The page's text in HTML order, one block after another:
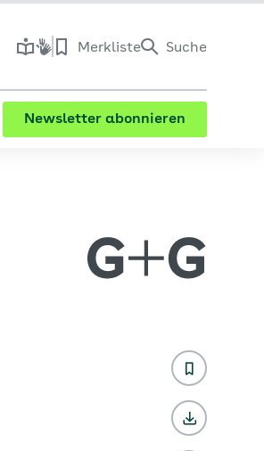
Merkliste Suche
Newsletter abonnieren